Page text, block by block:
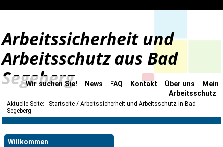
Arbeitssicherheit und
Arbeitsschutz aus Bad
Segeberg
Wir suchen Sie! News FAQ Kontakt Über uns
Mein
Arbeitsschutz
Aktuelle Seite: Startseite
Arbeitssicherheit und Arbeitsschutz in Bad
Segeberg
Willkommen